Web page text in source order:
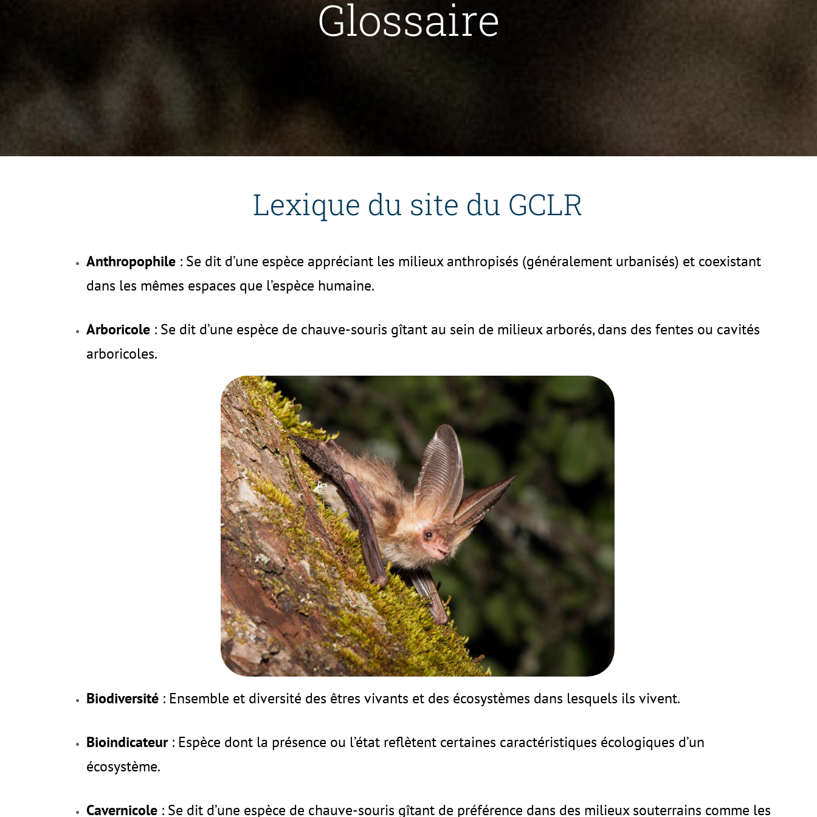
Glossaire
Lexique du site du GCLR
Anthropophile : Se dit d’une espèce appréciant les milieux anthropisés (généralement urbanisés) et coexistant
dans les mêmes espaces que l’espèce humaine.
Arboricole : Se dit d’une espèce de chauve-souris gîtant au sein de milieux arborés, dans des fentes ou cavités
arboricoles.
Biodiversité : Ensemble et diversité des êtres vivants et des écosystèmes dans lesquels ils vivent.
Bioindicateur : Espèce dont la présence ou l’état reflètent certaines caractéristiques écologiques d’un
écosystème.
Cavernicole : Se dit d’une espèce de chauve-souris gîtant de préférence dans des milieux souterrains comme les